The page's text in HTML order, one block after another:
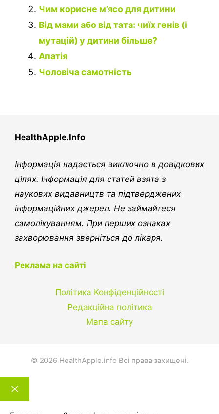
Чим корисне м’ясо для дитини
Від мами або від тата: чиїх генів (і
мутацій) у дитини більше?
Апатія
Чоловіча самотність
HealthApple.Info
Інформація надається виключно в довідкових
цілях. Інформація для статей взята з
наукових видавництв та підтверджених
інформаційних джерел. Не займайтеся
самолікуванням. При перших ознаках
захворювання зверніться до лікаря.
Реклама на сайті
Політика Конфіденційності
Редакційна політика
Мапа сайту
© 2026 HealthApple.info Всі права захищені.
Закрити